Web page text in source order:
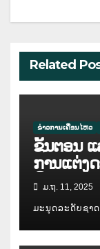
Related
ຂ່າວການເຄື່ອນໄຫວ
ຂັ້ນຕອນ
ການແຕ່ງ
ຄົນຕ່າງປ
ມ.ຖ. 11, 2025
ມະນຸດລະດັບຊາດ